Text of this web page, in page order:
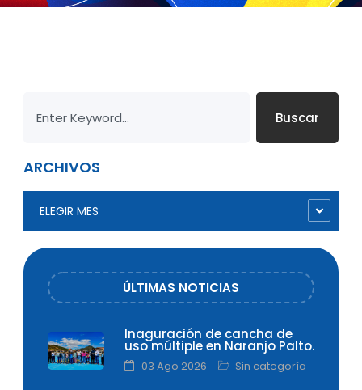
Buscar
ARCHIVOS
ELEGIR MES
ÚLTIMAS NOTICIAS
Inaguración de cancha de
uso múltiple en Naranjo Palto.
03 Ago 2026 Sin categoría